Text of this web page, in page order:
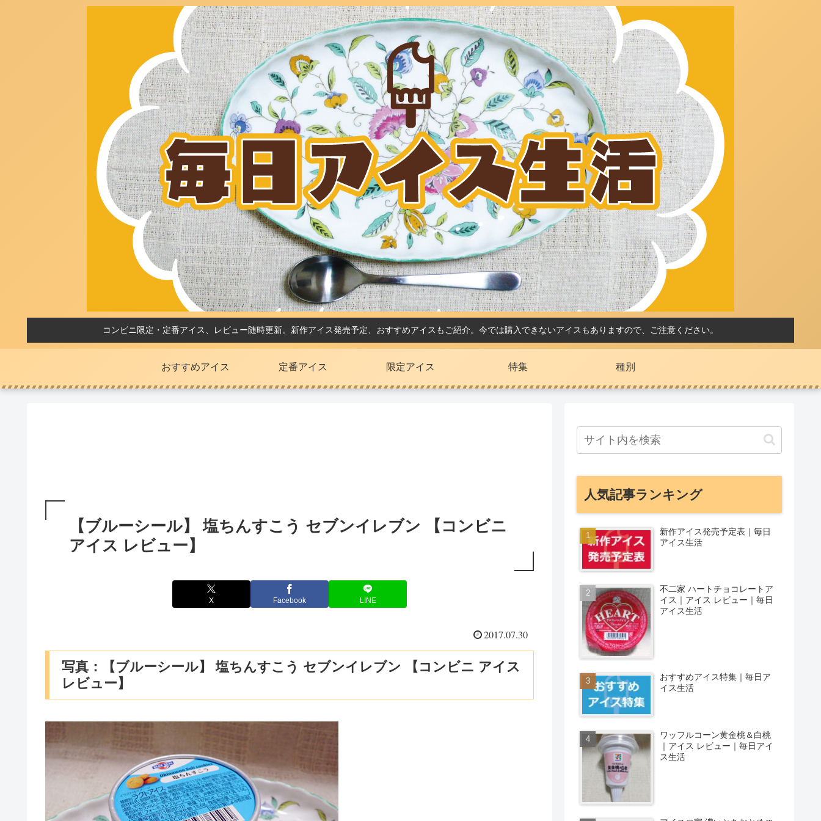
コンビニ限定・定番アイス、レビュー随時更新。新作アイス発売予定、おすすめアイスもご紹介。今では購入できないアイスもありますので、ご注意ください。
おすすめアイス 定番アイス 限定アイス 特集 種別
【ブルーシール】 塩ちんすこう セブンイレブン 【コンビニ
アイス レビュー】
X Facebook LINE
2017.07.30
写真：【ブルーシール】 塩ちんすこう セブンイレブン 【コンビニ アイス
レビュー】
人気記事ランキング
新作アイス発売予定表｜毎日
アイス生活
不二家 ハートチョコレートア
イス｜アイス レビュー｜毎日
アイス生活
おすすめアイス特集｜毎日ア
イス生活
ワッフルコーン黄金桃＆白桃
｜アイス レビュー｜毎日アイ
ス生活